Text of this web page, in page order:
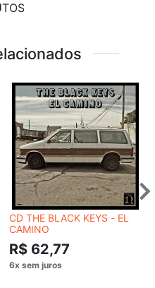
CD THE BLACK KEYS - EL
CAMINO
R$ 62,77